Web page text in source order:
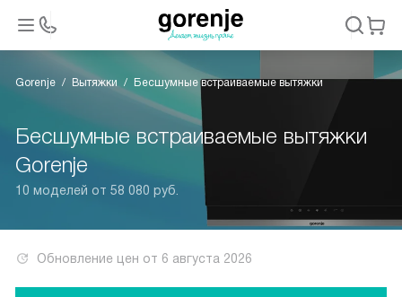
Gorenje Вытяжки Бесшумные встраиваемые вытяжки
Бесшумные встраиваемые вытяжки
Gorenje
10 моделей от 58 080 руб.
Обновление цен от 6 августа 2026